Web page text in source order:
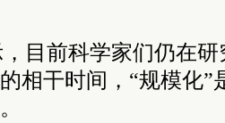
目前科学家们仍在
相干时间，“规模化”